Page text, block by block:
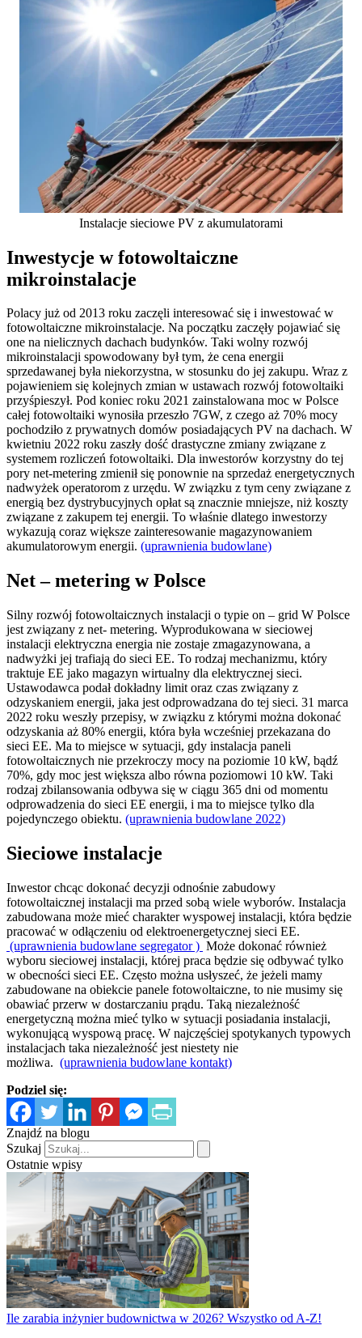
Instalacje sieciowe PV z akumulatorami
Inwestycje w fotowoltaiczne
mikroinstalacje
Polacy już od 2013 roku zaczęli interesować się i inwestować w
fotowoltaiczne mikroinstalacje. Na początku zaczęły pojawiać się
one na nielicznych dachach budynków. Taki wolny rozwój
mikroinstalacji spowodowany był tym, że cena energii
sprzedawanej była niekorzystna, w stosunku do jej zakupu. Wraz z
pojawieniem się kolejnych zmian w ustawach rozwój fotowoltaiki
przyśpieszył. Pod koniec roku 2021 zainstalowana moc w Polsce
całej fotowoltaiki wynosiła przeszło 7GW, z czego aż 70% mocy
pochodziło z prywatnych domów posiadających PV na dachach. W
kwietniu 2022 roku zaszły dość drastyczne zmiany związane z
systemem rozliczeń fotowoltaiki. Dla inwestorów korzystny do tej
pory net-metering zmienił się ponownie na sprzedaż energetycznych
nadwyżek operatorom z urzędu. W związku z tym ceny związane z
energią bez dystrybucyjnych opłat są znacznie mniejsze, niż koszty
związane z zakupem tej energii. To właśnie dlatego inwestorzy
wykazują coraz większe zainteresowanie magazynowaniem
akumulatorowym energii. (uprawnienia budowlane)
Net – metering w Polsce
Silny rozwój fotowoltaicznych instalacji o typie on – grid W Polsce
jest związany z net- metering. Wyprodukowana w sieciowej
instalacji elektryczna energia nie zostaje zmagazynowana, a
nadwyżki jej trafiają do sieci EE. To rodzaj mechanizmu, który
traktuje EE jako magazyn wirtualny dla elektrycznej sieci.
Ustawodawca podał dokładny limit oraz czas związany z
odzyskaniem energii, jaka jest odprowadzana do tej sieci. 31 marca
2022 roku weszły przepisy, w związku z którymi można dokonać
odzyskania aż 80% energii, która była wcześniej przekazana do
sieci EE. Ma to miejsce w sytuacji, gdy instalacja paneli
fotowoltaicznych nie przekroczy mocy na poziomie 10 kW, bądź
70%, gdy moc jest większa albo równa poziomowi 10 kW. Taki
rodzaj zbilansowania odbywa się w ciągu 365 dni od momentu
odprowadzenia do sieci EE energii, i ma to miejsce tylko dla
pojedynczego obiektu. (uprawnienia budowlane 2022)
Sieciowe instalacje
Inwestor chcąc dokonać decyzji odnośnie zabudowy
fotowoltaicznej instalacji ma przed sobą wiele wyborów. Instalacja
zabudowana może mieć charakter wyspowej instalacji, która będzie
pracować w odłączeniu od elektroenergetycznej sieci EE.
(uprawnienia budowlane segregator ) Może dokonać również
wyboru sieciowej instalacji, której praca będzie się odbywać tylko
w obecności sieci EE. Często można usłyszeć, że jeżeli mamy
zabudowane na obiekcie panele fotowoltaiczne, to nie musimy się
obawiać przerw w dostarczaniu prądu. Taką niezależność
energetyczną można mieć tylko w sytuacji posiadania instalacji,
wykonującą wyspową pracę. W najczęściej spotykanych typowych
instalacjach taka niezależność jest niestety nie
możliwa. (uprawnienia budowlane kontakt)
Podziel się:
Znajdź na blogu
Szukaj
Ostatnie wpisy
Ile zarabia inżynier budownictwa w 2026? Wszystko od A-Z!